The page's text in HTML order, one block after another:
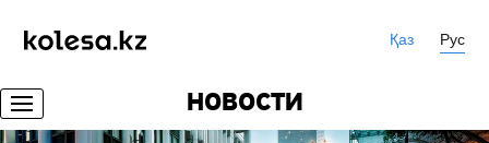
Қаз Рус
НОВОСТИ